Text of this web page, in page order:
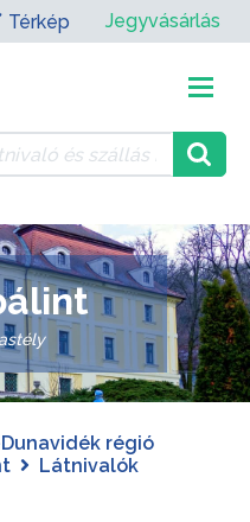
Térkép Jegyvásárlás
régió
Látnivalók